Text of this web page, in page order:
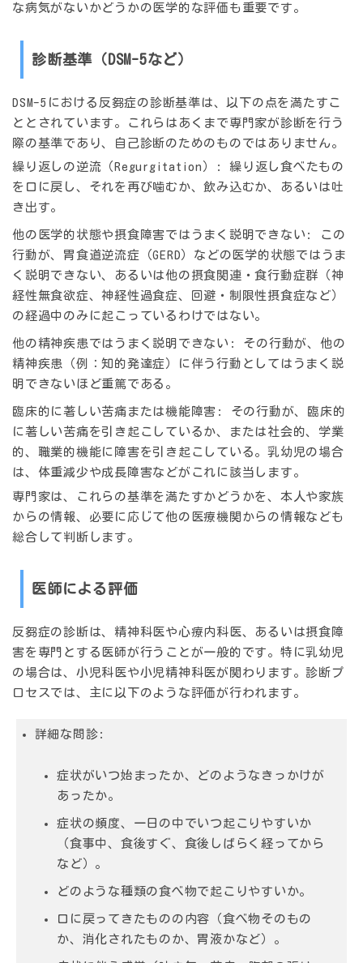
な病気がないかどうかの医学的な評価 も重要です。
診断基準（DSM-5など）
DSM-5における反芻症の診断基準は、以下の点を満たすこ
ととされています。これらはあくまで専門家が診断を行う
際の基準であり、自己診断のためのものではありません。
繰り返しの逆流（Regurgitation）
: 繰り返し食べたもの
を口に戻し、それを再び噛むか、飲み込むか、あるいは吐
き出す。
他の医学的状態や摂食障害ではうまく説明できない : この
行動が、胃食道逆流症（GERD）などの医学的状態ではうま
く説明できない、あるいは他の摂食関連・食行動症群（神
経性無食欲症、神経性過食症、回避・制限性摂食症など）
の経過中のみに起こっているわけではない。
他の精神疾患ではうまく説明できない : その行動が、他の
精神疾患（例：知的発達症）に伴う行動としてはうまく説
明できないほど重篤である。
臨床的に著しい苦痛または機能障害 : その行動が、臨床的
に著しい苦痛を引き起こしているか、または社会的、学業
的、職業的機能に障害を引き起こしている。乳幼児の場合
は、体重減少や成長障害などがこれに該当します。
専門家は、これらの基準を満たすかどうかを、本人や家族
からの情報、必要に応じて他の医療機関からの情報なども
総合して判断します。
医師による評価
反芻症の診断は、 精神科医や心療内科医、あるいは摂食障
害を専門とする医師が行うことが一般的です。特に乳幼児
の場合は、小児科医や小児精神科医が関わります。診断プ
ロセスでは、主に以下のような評価が行われます。
詳細な問診 :
症状がいつ始まったか、どのようなきっかけが
あったか。
症状の頻度、一日の中でいつ起こりやすいか
（食事中、食後すぐ、食後しばらく経ってから
など）。
どのような種類の食べ物で起こりやすいか。
口に戻ってきたものの内容（食べ物そのもの
か、消化されたものか、胃液かなど）。